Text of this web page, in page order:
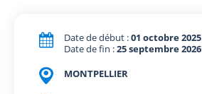
Date de début :01 octobre 2025
Date de fin :25 septembre 2026
MONTPELLIER